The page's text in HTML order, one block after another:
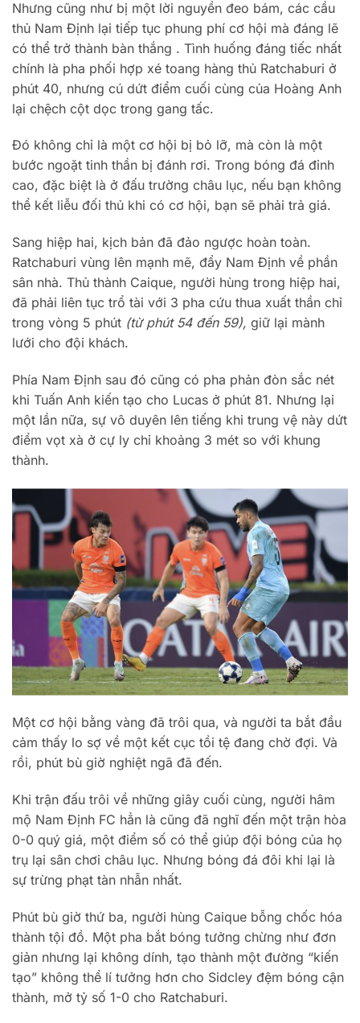
Nhưng cũng như bị một lời nguyền đeo bám, các cầu
thủ Nam Định lại tiếp tục phung phí cơ hội mà đáng lẽ
có thể trở thành bàn thắng . Tình huống đáng tiếc nhất
chính là pha phối hợp xé toang hàng thủ Ratchaburi ở
phút 40, nhưng cú dứt điểm cuối cùng của Hoàng Anh
lại chệch cột dọc trong gang tấc.
Đó không chỉ là một cơ hội bị bỏ lỡ, mà còn là một
bước ngoặt tinh thần bị đánh rơi. Trong bóng đá đỉnh
cao, đặc biệt là ở đấu trường châu lục, nếu bạn không
thể kết liễu đối thủ khi có cơ hội, bạn sẽ phải trả giá.
Sang hiệp hai, kịch bản đã đảo ngược hoàn toàn.
Ratchaburi vùng lên mạnh mẽ, đẩy Nam Định về phần
sân nhà. Thủ thành Caique, người hùng trong hiệp hai,
đã phải liên tục trổ tài với 3 pha cứu thua xuất thần chỉ
trong vòng 5 phút (từ phút 54 đến 59), giữ lại mành
lưới cho đội khách.
Phía Nam Định sau đó cũng có pha phản đòn sắc nét
khi Tuấn Anh kiến tạo cho Lucas ở phút 81. Nhưng lại
một lần nữa, sự vô duyên lên tiếng khi trung vệ này dứt
điểm vọt xà ở cự ly chỉ khoảng 3 mét so với khung
thành.
Một cơ hội bằng vàng đã trôi qua, và người ta bắt đầu
cảm thấy lo sợ về một kết cục tồi tệ đang chờ đợi. Và
rồi, phút bù giờ nghiệt ngã đã đến.
Khi trận đấu trôi về những giây cuối cùng, người hâm
mộ Nam Định FC hẳn là cũng đã nghĩ đến một trận hòa
0-0 quý giá, một điểm số có thể giúp đội bóng của họ
trụ lại sân chơi châu lục. Nhưng bóng đá đôi khi lại là
sự trừng phạt tàn nhẫn nhất.
Phút bù giờ thứ ba, người hùng Caique bỗng chốc hóa
thành tội đồ. Một pha bắt bóng tưởng chừng như đơn
giản nhưng lại không dính, tạo thành một đường “kiến
tạo” không thể lí tưởng hơn cho Sidcley đệm bóng cận
thành, mở tỷ số 1-0 cho Ratchaburi.